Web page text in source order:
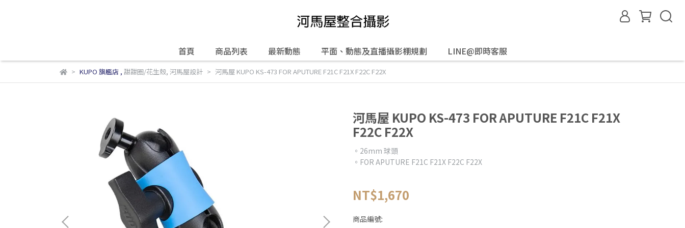
首頁 商品列表 最新動態 平面、動態及直播攝影棚規劃 LINE@即時客服
KUPO 旗艦店, 甜甜圈/花生殼, 河馬屋設計 河馬屋 KUPO KS-473 FOR APUTURE F21C F21X F22C F22X
河馬屋 KUPO KS-473 FOR APUTURE F21C F21X
F22C F22X
。26mm 球頭
。FOR APUTURE F21C F21X F22C F22X
NT$1,670
商品編號: